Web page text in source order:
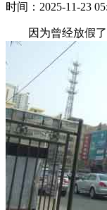
时间：2025-11-23
因为曾经放假了，